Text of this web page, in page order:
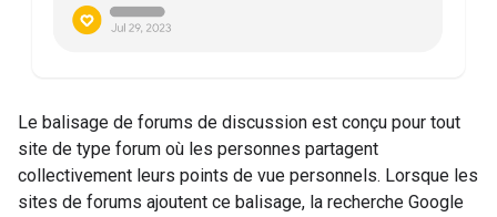
Le balisage de forums de discussion est conçu pour tout
site de type forum où les personnes partagent
collectivement leurs points de vue personnels. Lorsque les
sites de forums ajoutent ce balisage, la recherche Google